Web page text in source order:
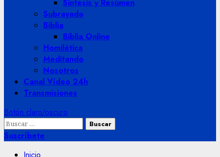
Sintesis y Resúmen
Subrayado
Biblia
Biblia Online
Homilética
Meditando
Nosotros
Canal Vídeo 24h
Transmisiones
Botón claro/oscuro
Buscar:
Suscríbete